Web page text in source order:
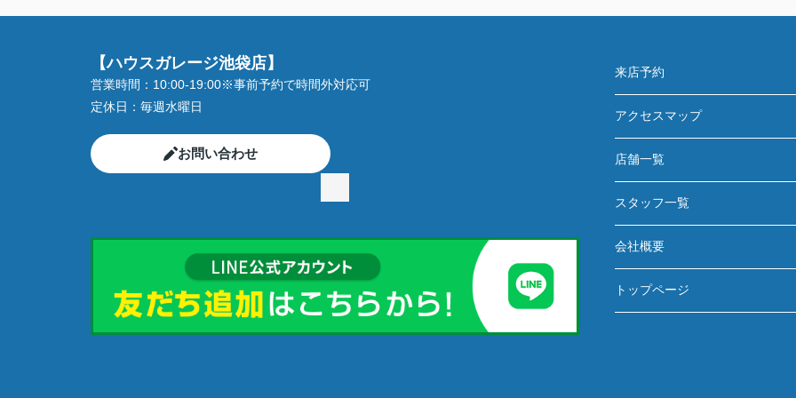
【ハウスガレージ池袋店】
営業時間： 10:00-19:00※事前予約で時間外対応可
定休日： 毎週水曜日
お問い合わせ
来店予約
アクセスマップ
店舗一覧
スタッフ一覧
会社概要
トップページ